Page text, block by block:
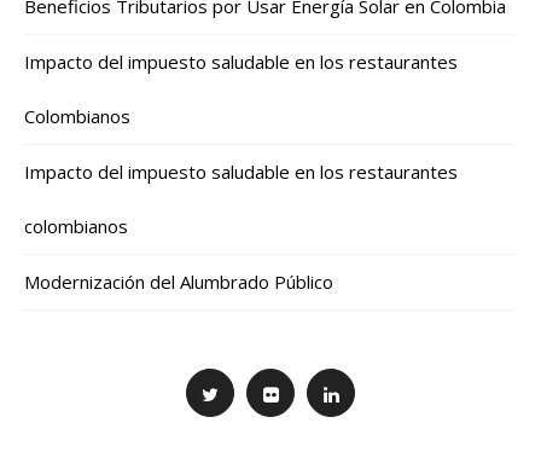
Beneficios Tributarios por Usar Energía Solar en Colombia
Impacto del impuesto saludable en los restaurantes
Colombianos
Impacto del impuesto saludable en los restaurantes
colombianos
Modernización del Alumbrado Público